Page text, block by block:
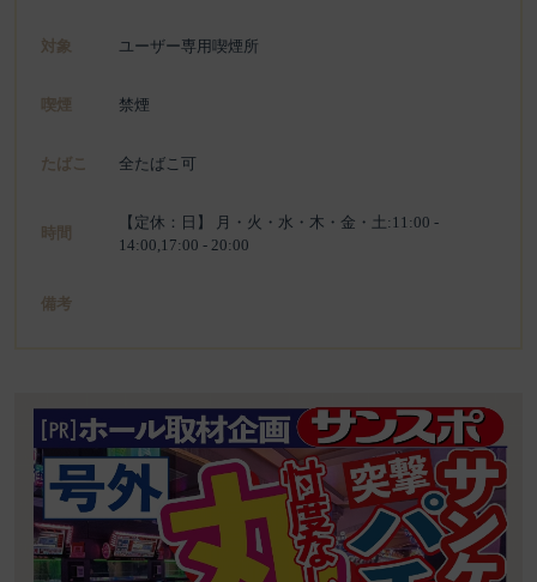
対象 ユーザー専用喫煙所
喫煙 禁煙
たばこ 全たばこ可
時間
【定休：日】 月・火・水・木・金・土:11:00 -
14:00,17:00 - 20:00
備考